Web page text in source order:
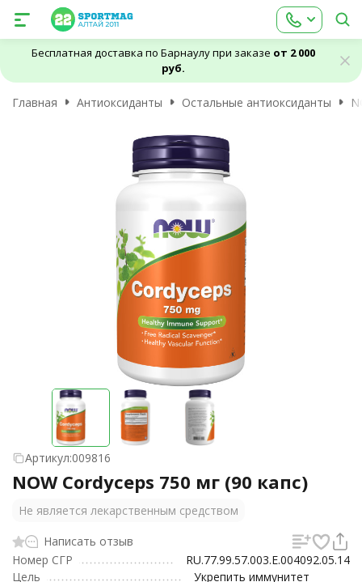
Бесплатная доставка по Барнаулу при заказе от 2 000
руб.
Главная Антиоксиданты Остальные антиоксиданты
Артикул:009816
NOW Cordyceps 750 мг (90 капс)
Не является лекарственным средством
Написать отзыв
Номер СГР
RU.77.99.57.003.E.004092.05.14
Цель
Укрепить иммунитет